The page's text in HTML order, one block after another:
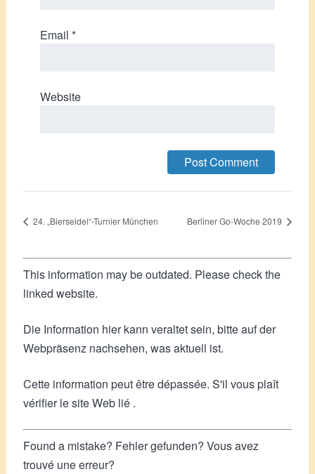
Email *
Website
24. „Bierseidel“-Turnier München Berliner Go-Woche 2019
This information may be outdated. Please check the
linked website.
Die Information hier kann veraltet sein, bitte auf der
Webpräsenz nachsehen, was aktuell ist.
Cette information peut être dépassée. S'il vous plaît
vérifier le site Web lié .
Found a mistake? Fehler gefunden? Vous avez
trouvé une erreur?